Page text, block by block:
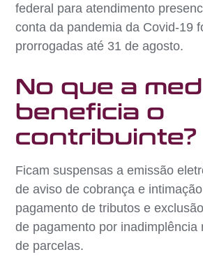
federal para atendimento
conta da pandemia da Covid-19
prorrogadas até 31 de agosto.
No que a
beneficia o
contribuinte?
Ficam suspensas a emissão
de aviso de cobrança e
pagamento de tributos e
de pagamento por inadimplência
de parcelas.